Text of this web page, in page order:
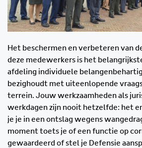
Het beschermen en verbeteren van
deze medewerkers is het
afdeling individuele
bezighoudt met uiteenlopende
terrein. Jouw werkzaamheden als
werkdagen zijn nooit hetzelfde: het
je je in een ontslag wegens
moment toets je of een functie op
gewaardeerd of stel je Defensie